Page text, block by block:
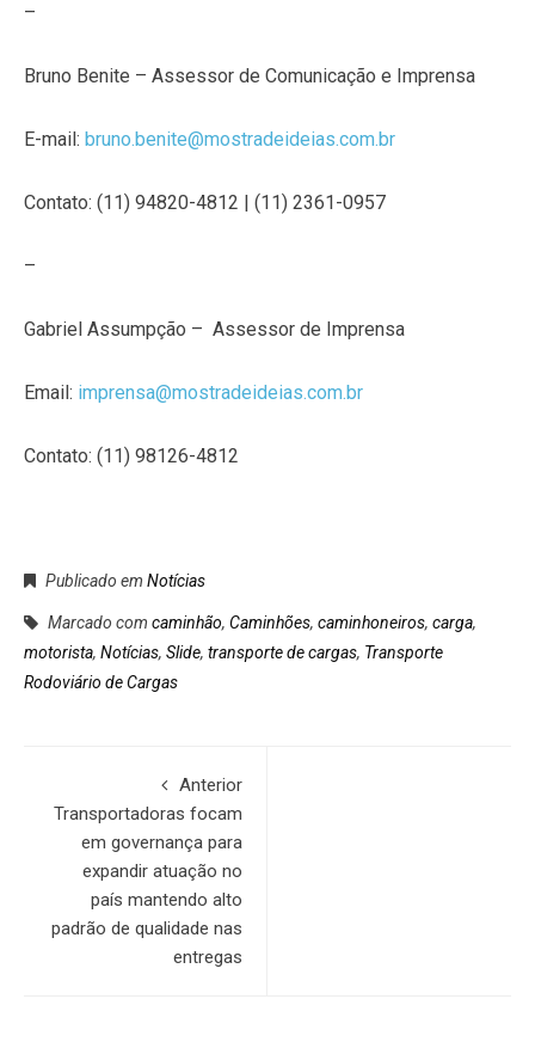
–
Bruno Benite – Assessor de Comunicação e Imprensa
E-mail: bruno.benite@mostradeideias.com.br
Contato: (11) 94820-4812 | (11) 2361-0957
–
Gabriel Assumpção – Assessor de Imprensa
Email: imprensa@mostradeideias.com.br
Contato: (11) 98126-4812
Publicado em Notícias
Marcado com caminhão, Caminhões, caminhoneiros, carga,
motorista, Notícias, Slide, transporte de cargas, Transporte
Rodoviário de Cargas
Anterior
Transportadoras focam
em governança para
expandir atuação no
país mantendo alto
padrão de qualidade nas
entregas